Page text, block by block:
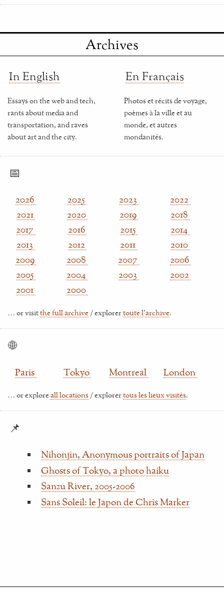
Archives
In English
Essays on the web and tech,
rants about media and
transportation, and raves
about art and the city.
En Français
Photos et récits de voyage,
poèmes à la ville et au
monde, et autres
mondanités.
📅
2026 2025 2023
2022
2021
2020 2019
2018
2017
2016 2015
2014
2013
2012 2011
2010
2009
2008 2007
2006
2005
2004 2003
2002
2001
2000
… or visitthe full archive / explorertoute l'archive.
🌐
Paris Tokyo Montreal London
… or exploreall locations / explorertous les lieux visités.
📌
Nihonjin, Anonymous portraits of Japan
Ghosts of Tokyo, a photo haiku
Sanzu River, 2005-2006
Sans Soleil: le Japon de Chris Marker